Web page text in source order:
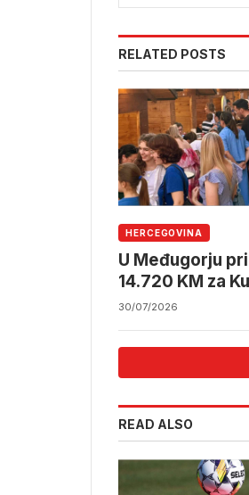
RELATED POSTS
HERCEGOVINA
U Međugorju
14.720 KM za
30/07/2026
READ ALSO